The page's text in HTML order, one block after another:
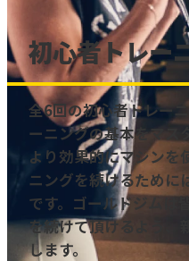
初心者トレー
全6回の初心者トレー
ーニングの基本をマス
より効果的にマシンを
ニングを続けるために
です。ゴールドジムは
を続けて頂けるよう、
します。